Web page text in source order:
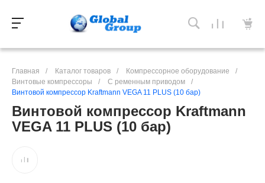
Главная / Каталог товаров / Компрессорное оборудование
/
Винтовые компрессоры
/ С ременным приводом
/
Винтовой компрессор Kraftmann VEGA 11 PLUS (10 бар)
Винтовой компрессор Kraftmann
VEGA 11 PLUS (10 бар)